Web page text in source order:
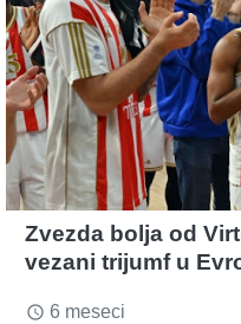
Zvezda bolja od
vezani trijumf u
access_time 6 meseci